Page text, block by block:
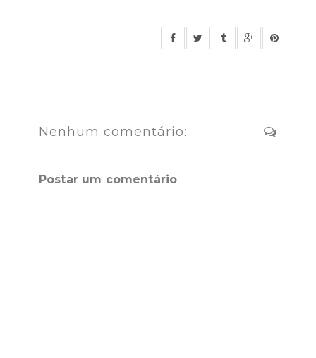
Nenhum comentário:
Postar um comentário